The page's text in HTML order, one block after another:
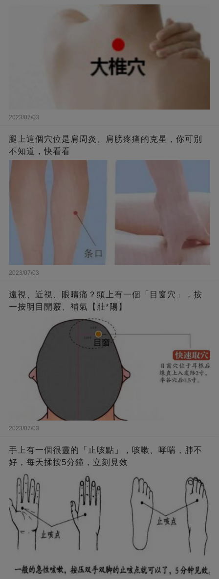
2023/07/03
腿上這個穴位是肩周炎、肩膀疼痛的克星，你可別
不知道，快看看
2023/07/03
遠視、近視、眼睛痛？頭上有一個「目窗穴」，按
一按明目開竅、補氣【壯*陽】
2023/07/03
手上有一個很靈的「止咳點」，咳嗽、哮喘，肺不
好，每天揉按5分鐘，立刻見效